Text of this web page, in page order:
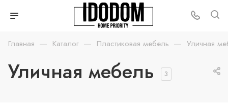
Главная — Каталог — Пластиковая мебель — Уличная
Уличная мебель 3